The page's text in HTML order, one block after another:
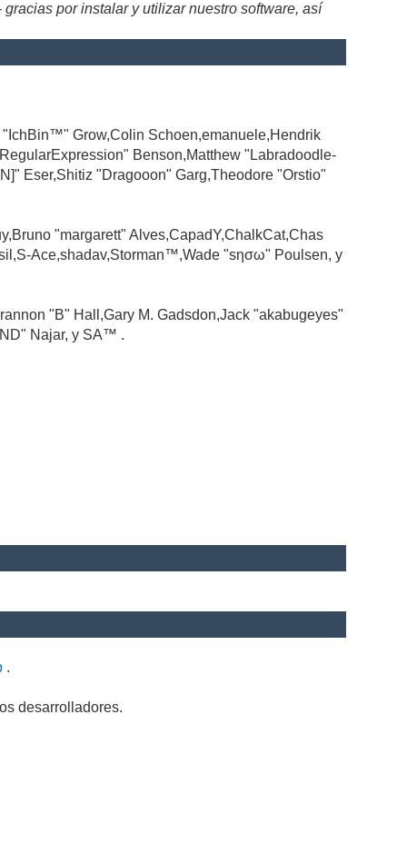
por instalar y utilizar nuestro software, así
Grow,Colin Schoen,emanuele,Hendrik
Benson,Matthew "Labradoodle-
Eser,Shitiz "Dragooon" Garg,Theodore "Orstio"
"margarett" Alves,CapadY,ChalkCat,Chas
Ace,shadav,Storman™,Wade "sησω" Poulsen, y
"B" Hall,Gary M. Gadsdon,Jack "akabugeyes"
Najar, y SA™ .
.
desarrolladores.